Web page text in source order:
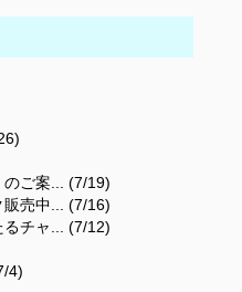
のご案... (7/19)
販売中... (7/16)
るチャ... (7/12)
4)